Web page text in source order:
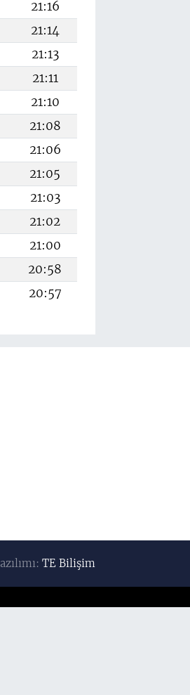
21:16
21:14
21:13
21:11
21:10
21:08
21:06
21:05
21:03
21:02
21:00
20:58
20:57
TE Bilişim